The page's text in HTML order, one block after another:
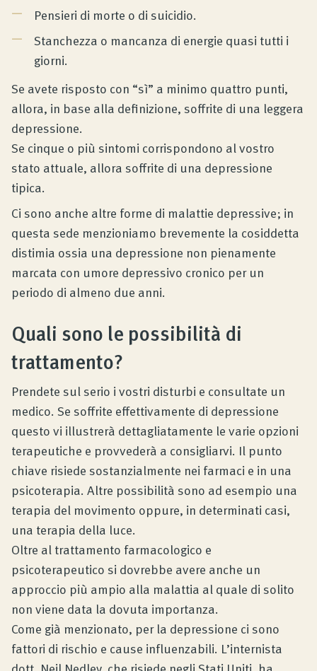
Pensieri di morte o di suicidio.
Stanchezza o mancanza di energie quasi tutti i
giorni.
Se avete risposto con “sì” a minimo quattro punti,
allora, in base alla definizione, soffrite di una leggera
depressione.
Se cinque o più sintomi corrispondono al vostro
stato attuale, allora soffrite di una depressione
tipica.
Ci sono anche altre forme di malattie depressive; in
questa sede menzioniamo brevemente la cosiddetta
distimia ossia una depressione non pienamente
marcata con umore depressivo cronico per un
periodo di almeno due anni.
Quali sono le possibilità di
trattamento?
Prendete sul serio i vostri disturbi e consultate un
medico. Se soffrite effettivamente di depressione
questo vi illustrerà dettagliatamente le varie opzioni
terapeutiche e provvederà a consigliarvi. Il punto
chiave risiede sostanzialmente nei farmaci e in una
psicoterapia. Altre possibilità sono ad esempio una
terapia del movimento oppure, in determinati casi,
una terapia della luce.
Oltre al trattamento farmacologico e
psicoterapeutico si dovrebbe avere anche un
approccio più ampio alla malattia al quale di solito
non viene data la dovuta importanza.
Come già menzionato, per la depressione ci sono
fattori di rischio e cause influenzabili. L’internista